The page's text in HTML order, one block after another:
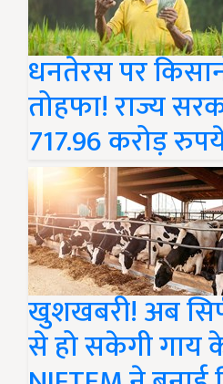
धनतेरस पर
तोहफा! राज्य
717.96 करोड़
खुशखबरी! अब
से हो सकेगी गाय